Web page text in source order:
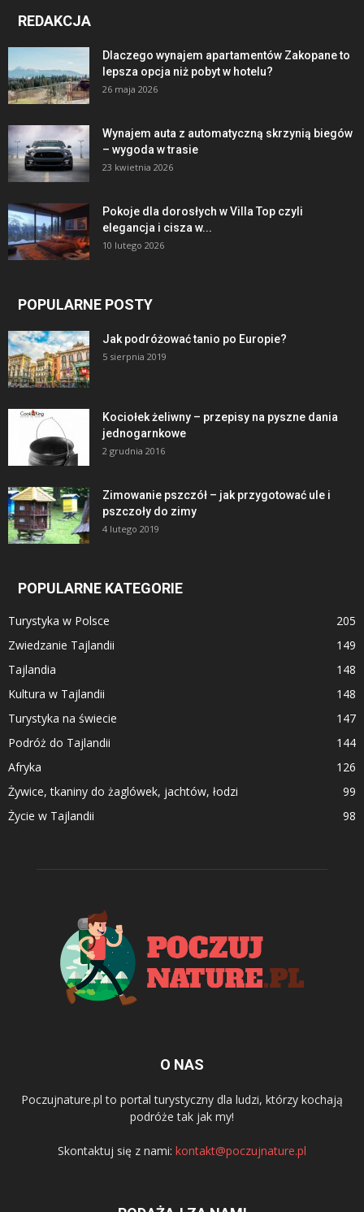
REDAKCJA
Dlaczego wynajem apartamentów Zakopane to
lepsza opcja niż pobyt w hotelu?
26 maja 2026
Wynajem auta z automatyczną skrzynią biegów
– wygoda w trasie
23 kwietnia 2026
Pokoje dla dorosłych w Villa Top czyli
elegancja i cisza w...
10 lutego 2026
POPULARNE POSTY
Jak podróżować tanio po Europie?
5 sierpnia 2019
Kociołek żeliwny – przepisy na pyszne dania
jednogarnkowe
2 grudnia 2016
Zimowanie pszczół – jak przygotować ule i
pszczoły do zimy
4 lutego 2019
POPULARNE KATEGORIE
Turystyka w Polsce
205
Zwiedzanie Tajlandii
149
Tajlandia
148
Kultura w Tajlandii
148
Turystyka na świecie
147
Podróż do Tajlandii
144
Afryka
126
Żywice, tkaniny do żaglówek, jachtów, łodzi
99
Życie w Tajlandii
98
O NAS
Poczujnature.pl to portal turystyczny dla ludzi, którzy kochają
podróże tak jak my!
Skontaktuj się z nami: kontakt@poczujnature.pl